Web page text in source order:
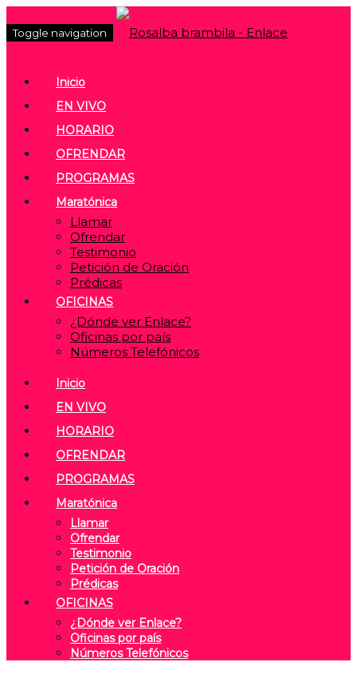
Toggle navigation
Inicio
EN VIVO
HORARIO
OFRENDAR
PROGRAMAS
Maratónica
Llamar
Ofrendar
Testimonio
Petición de Oración
Prédicas
OFICINAS
¿Dónde ver Enlace?
Oficinas por país
Números Telefónicos
Inicio
EN VIVO
HORARIO
OFRENDAR
PROGRAMAS
Maratónica
Llamar
Ofrendar
Testimonio
Petición de Oración
Prédicas
OFICINAS
¿Dónde ver Enlace?
Oficinas por país
Números Telefónicos